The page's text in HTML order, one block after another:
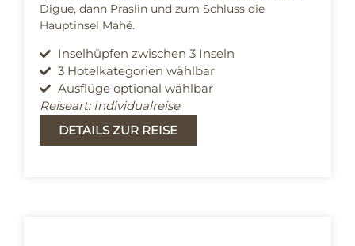
Digue, dann Praslin und zum Schluss die
Hauptinsel Mahé.
Inselhüpfen zwischen 3 Inseln
3 Hotelkategorien wählbar
Ausflüge optional wählbar
Reiseart: Individualreise
DETAILS ZUR REISE